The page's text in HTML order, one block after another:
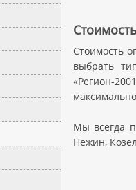
Стоимость
выбрать
«Регион-
Мы всегда
Нежин,